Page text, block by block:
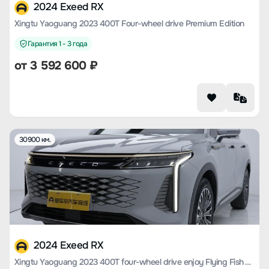
2024 Exeed RX
Xingtu Yaoguang 2023 400T Four-wheel drive Premium Edition
Гарантия 1 - 3 года
от3 592 600₽
30900 км.
2024 Exeed RX
Xingtu Yaoguang 2023 400T four-wheel drive enjoy Flying Fish Version